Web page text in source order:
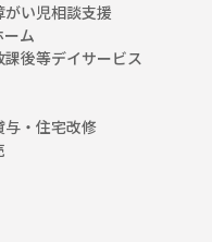
い児相談支援
ム
後等デイサービス
・住宅改修